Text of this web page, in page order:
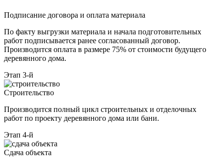
Подписание договора и оплата материала
По факту выгрузки материала и начала подготовительных
работ подписывается ранее согласованный договор.
Производится оплата в размере 75% от стоимости будущего
деревянного дома.
Этап 3-й
Строительство
Производится полный цикл строительных и отделочных
работ по проекту деревянного дома или бани.
Этап 4-й
Сдача объекта